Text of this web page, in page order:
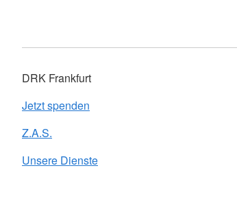
DRK Frankfurt
Jetzt spenden
Z.A.S.
Unsere Dienste